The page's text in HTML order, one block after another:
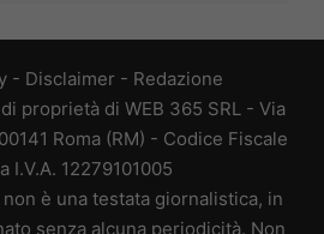
- Disclaimer - Redazione
proprietà di WEB 365 SRL - Via
Roma (RM) - Codice Fiscale
I.V.A. 12279101005
è una testata giornalistica, in
senza alcuna periodicità. Non